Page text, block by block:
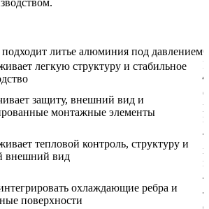
литье алюминия под давлением
легкую структуру и стабильное
защиту, внешний вид и
монтажные элементы
тепловой контроль, структуру и
внешний вид
охлаждающие ребра и
поверхности